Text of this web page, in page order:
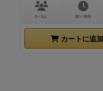
2～5人 20～30分
カートに追